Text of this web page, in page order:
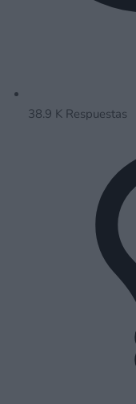
38.9 K Respuestas